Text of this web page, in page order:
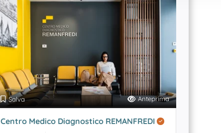
Salva Anteprima
Centro Medico Diagnostico REMANFREDI